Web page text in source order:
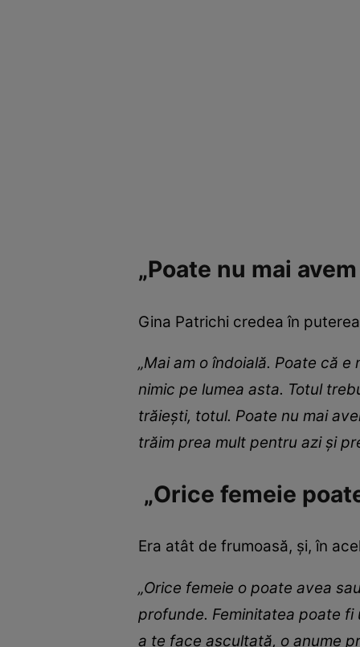
„Poate nu mai
Gina Patrichi credea în
„Mai am o îndoială. Poate că
nimic pe lumea asta. Totul
trăieşti, totul. Poate nu mai
trăim prea mult pentru azi şi
„Orice femeie
Era atât de frumoasă, și, în
„Orice femeie o poate avea
profunde. Feminitatea poate
a te face ascultată, o anume